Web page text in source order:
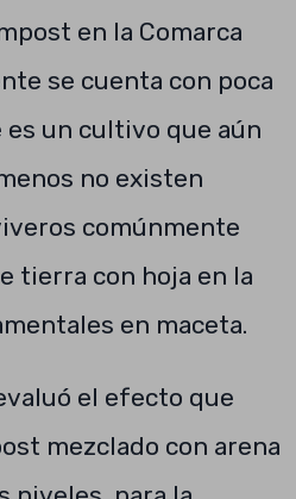
en la Comarca
se cuenta con poca
un cultivo que aún
no existen
comúnmente
tierra con hoja en la
en maceta.
el efecto que
mezclado con arena